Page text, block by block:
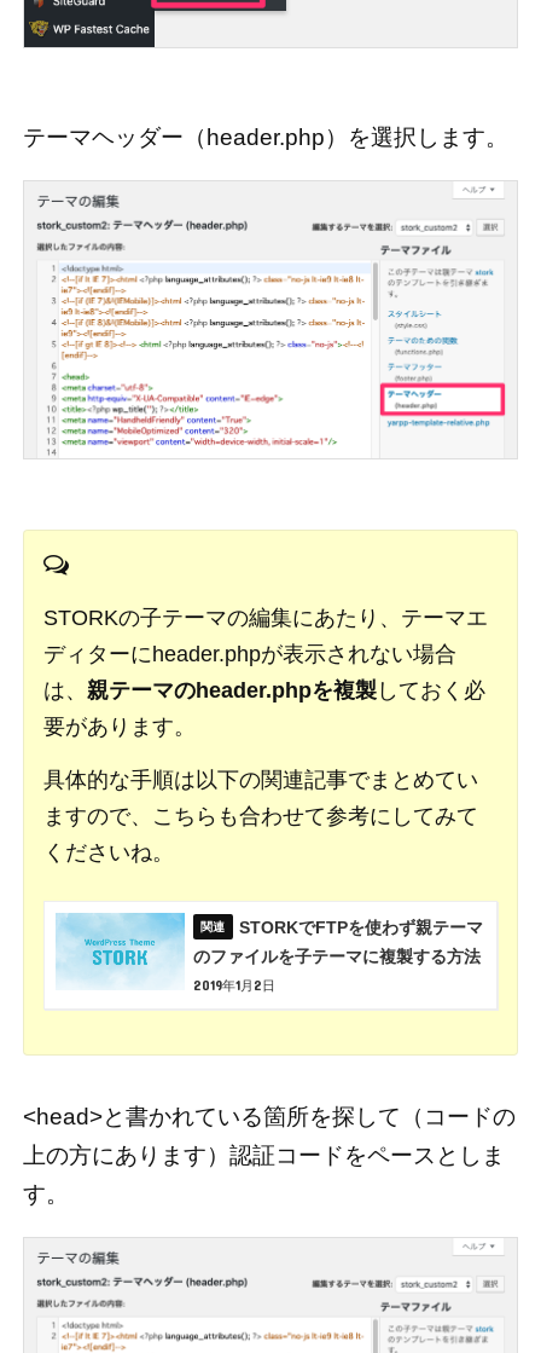
テーマヘッダー（header.php）を選択します。
STORKの子テーマの編集にあたり、テーマエ
ディターにheader.phpが表示されない場合
は、親テーマのheader.phpを複製 しておく必
要があります。
具体的な手順は以下の関連記事でまとめてい
ますので、こちらも合わせて参考にしてみて
くださいね。
STORKでFTPを使わず親テーマ
のファイルを子テーマに複製する方法
2019年1月2日
<head>と書かれている箇所を探して（コードの
上の方にあります）認証コードをペースとしま
す。